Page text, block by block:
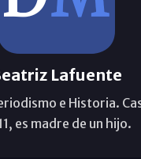
Lafuente
e Historia.
es madre de un hijo.